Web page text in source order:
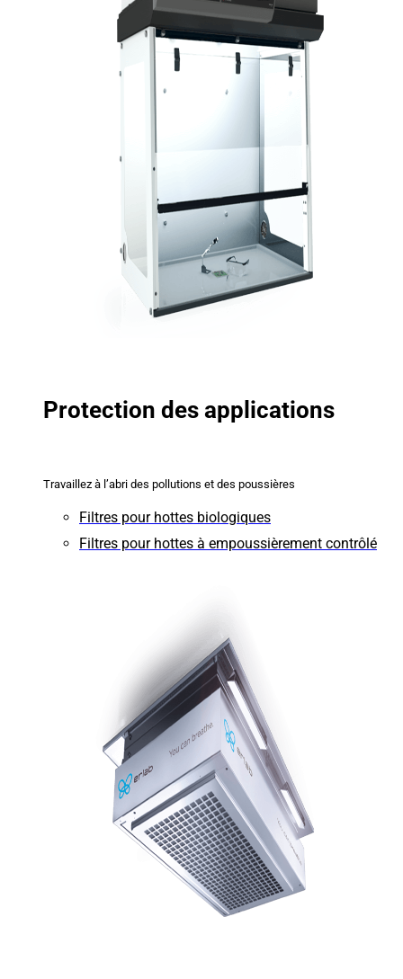
Protection des applications
Travaillez à l’abri des pollutions et des poussières
Filtres pour hottes biologiques
Filtres pour hottes à empoussièrement contrôlé